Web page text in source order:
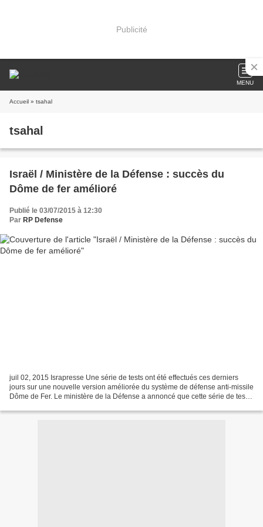
Publicité
MENU
Accueil » tsahal
tsahal
Israël / Ministère de la Défense : succès du
Dôme de fer amélioré
Publié le 03/07/2015 à 12:30
Par RP Defense
juil 02, 2015 Israpresse Une série de tests ont été effectués ces derniers
jours sur une nouvelle version améliorée du système de défense anti-missile
Dôme de Fer. Le ministère de la Défense a annoncé que cette série de tests